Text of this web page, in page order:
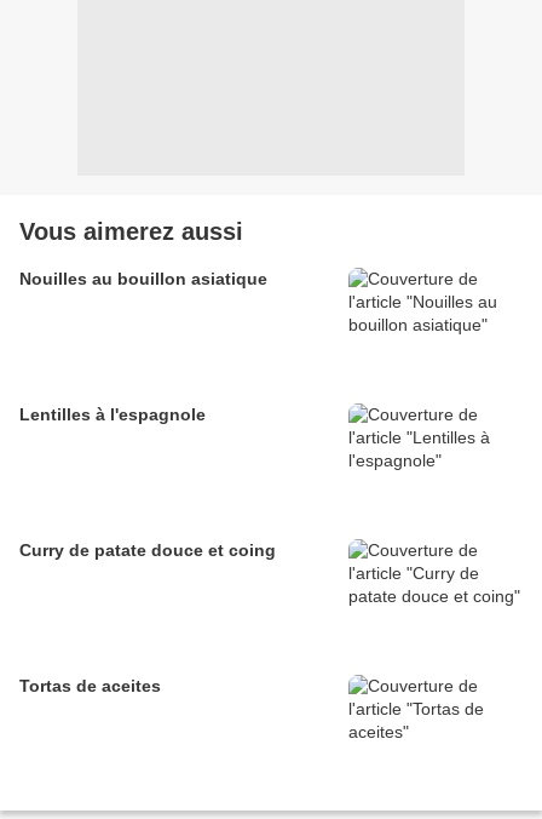
Vous aimerez aussi
Nouilles au bouillon asiatique
Lentilles à l'espagnole
Curry de patate douce et coing
Tortas de aceites